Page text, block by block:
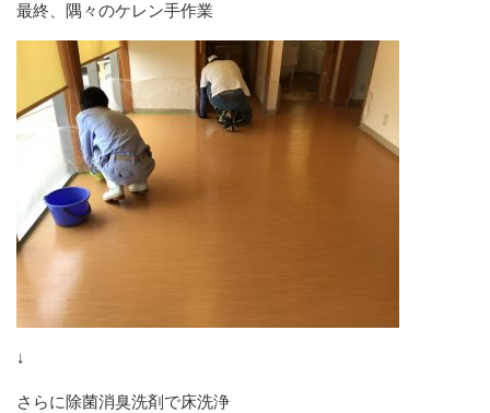
最終、隅々のケレン手作業
↓
さらに除菌消臭洗剤で床洗浄